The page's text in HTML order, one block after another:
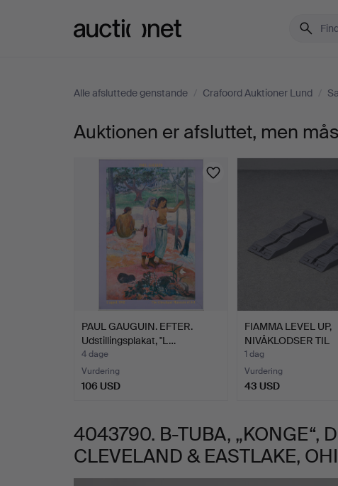
Alle afsluttede genstande / Crafoord Auktioner Lund /
B-
TUBA,
„KONGE“,
DET
HVIDE
FIRMA,
CLEVELAND
&
OHIO.
Auktionen er afsluttet, men
PAUL GAUGUIN. EFTER.
Udstillingsplakat, "L…
4 dage
Vurdering
106 USD
FIAMMA LEVEL UP,
NIVÅKLODSER TIL
CAMPINGVO…
1 dag
Vurdering
43 USD
4043790. B-TUBA, „KONGE“,
CLEVELAND & EASTLAKE,